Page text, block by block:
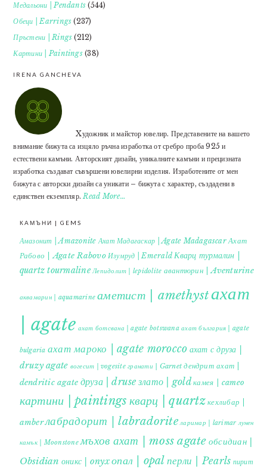
Медальони | Pendants (544)
Обеци | Earrings (237)
Пръстени | Rings (212)
Картини | Paintings(38)
IRENA GANCHEVA
Xудожник и майстор ювелир. Представените на вашето
внимание бижута са изцяло ръчна изработка от сребро проба 925 и
естествени камъни. Авторският дизайн, уникалните камъни и прецизната
изработка създават съвършени ювелирни изделия. Изработените от мен
бижута с авторски дизайн са уникати – бижута с характер, създадени в
единствен екземпляр.Read More…
КАМЪНИ | GEMS
Амазонит | Amazonite Ахат Мадагаскар | Agate Madagascar Ахат
Рабово | Agate Rabovo Изумруд | Emerald Кварц турмалин |
quartz tourmaline Лепидолит | lepidolite авантюрин | Aventurine
аквамарин | aquamarine аметист | amethystахат
| agate ахат ботсвана | agate botswana ахат българия | agate
bulgaria ахат мароко | agate morocco ахат с друза |
druzy agate вогесит | vogesite гранати | Garnet дендрит ахат |
dendritic agate друза | druse злато | gold камея | cameo
картини | paintings кварц | quartzкехлибар |
amberлабрадорит | labradorite ларимар | larimar лунен
камък | Moonstone мъхов ахат | moss agate обсидиан |
Obsidian оникс | onyxопал | opal перли | Pearls пирит |